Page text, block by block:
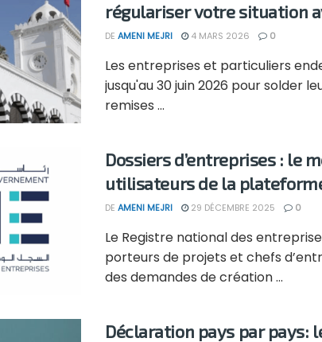
régulariser votre situation
DE AMENI MEJRI 4 MARS 2026 0
Les entreprises et particuliers
jusqu'au 30 juin 2026 pour solder
remises ...
Dossiers d’entreprises : le
utilisateurs de la
DE AMENI MEJRI 29 DÉCEMBRE 2025 0
Le Registre national des
porteurs de projets et chefs
des demandes de création ...
Déclaration pays par pays: